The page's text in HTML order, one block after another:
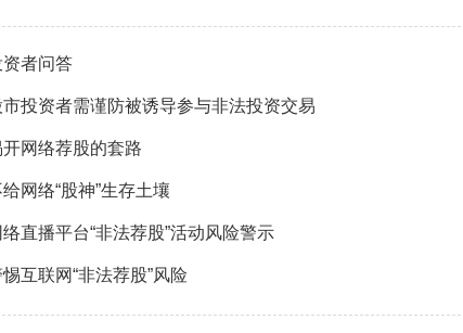
资者问答
市投资者需谨防被诱导参与非法投资交易
开网络荐股的套路
网络“股神”生存土壤
络直播平台“非法荐股”活动风险警示
互联网“非法荐股”风险